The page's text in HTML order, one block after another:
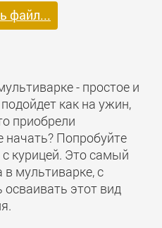
файл...
- простое и
как на ужин,
приобрели
начать? Попробуйте
курицей. Это самый
мультиварке, с
этот вид